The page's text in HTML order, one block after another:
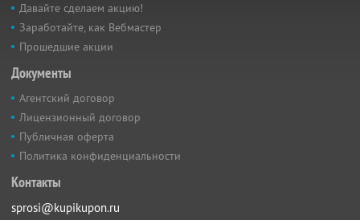
Давайте сделаем акцию!
Заработайте, как Вебмастер
Прошедшие акции
Документы
Агентский договор
Лицензионный договор
Публичная оферта
Политика конфиденциальности
Контакты
sprosi@kupikupon.ru